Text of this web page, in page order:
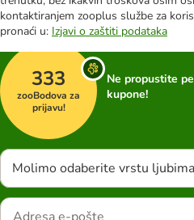
kontaktiranjem zooplus službe za
pronaći u: Izjavi o zaštiti podataka
333
zooBodova za
prijavu!
Ne propustite
kupone!
Molimo odaberite vrstu